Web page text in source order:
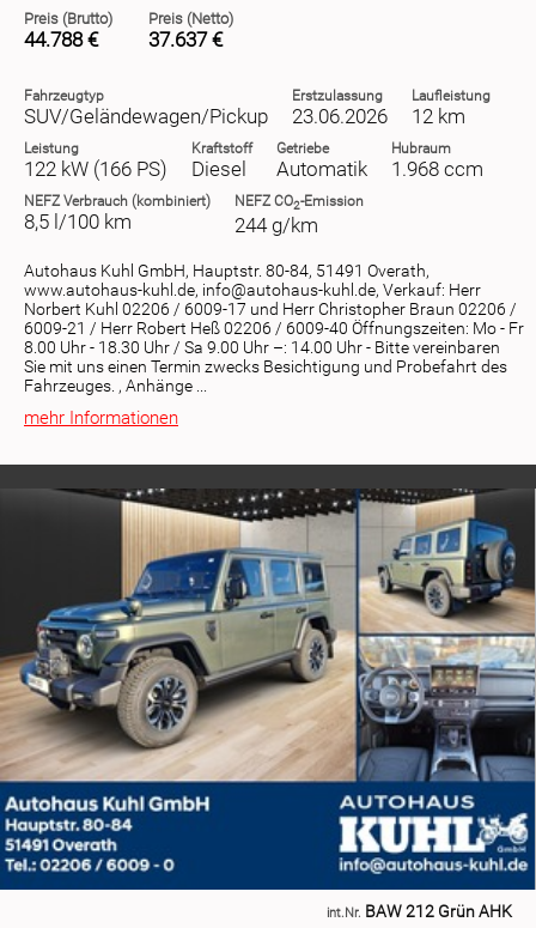
Preis (Brutto)
44.788 €
Preis (Netto)
37.637 €
Fahrzeugtyp
SUV/Geländewagen/Pickup
Erstzulassung
23.06.2026
Laufleistung
12 km
Leistung
122 kW (166 PS)
Kraftstoff
Diesel
Getriebe
Automatik
Hubraum
1.968 ccm
NEFZVerbrauch (kombiniert)
8,5 l/100 km
NEFZCO2-Emission
244 g/km
Autohaus Kuhl GmbH, Hauptstr. 80-84, 51491 Overath,
www.autohaus-kuhl.de, info@autohaus-kuhl.de, Verkauf: Herr
Norbert Kuhl 02206 / 6009-17 und Herr Christopher Braun 02206 /
6009-21 / Herr Robert Heß 02206 / 6009-40 Öffnungszeiten: Mo - Fr
8.00 Uhr - 18.30 Uhr / Sa 9.00 Uhr –: 14.00 Uhr - Bitte vereinbaren
Sie mit uns einen Termin zwecks Besichtigung und Probefahrt des
Fahrzeuges. , Anhänge ...
mehr Informationen
int.Nr. BAW 212 Grün AHK